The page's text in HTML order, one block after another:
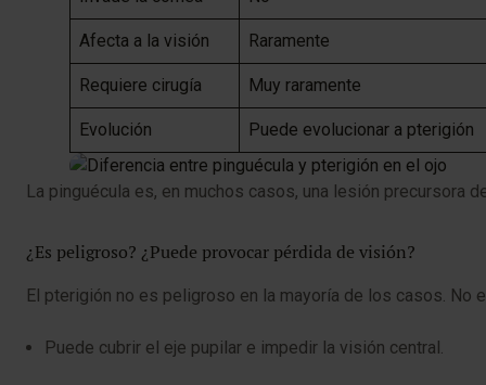
Afecta a la visión Raramente
Requiere cirugía Muy raramente
Evolución Puede evolucionar a pterigión
La pinguécula es, en muchos casos, una lesión precursora
¿Es peligroso? ¿Puede provocar pérdida de visión?
El pterigión no es peligroso en la mayoría de los casos. No
Puede cubrir el eje pupilar e impedir la visión central.